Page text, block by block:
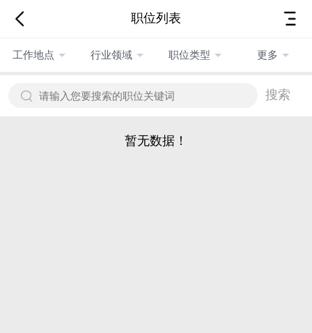
职位列表
工作地点 行业领域 职位类型 更多
搜索
暂无数据！